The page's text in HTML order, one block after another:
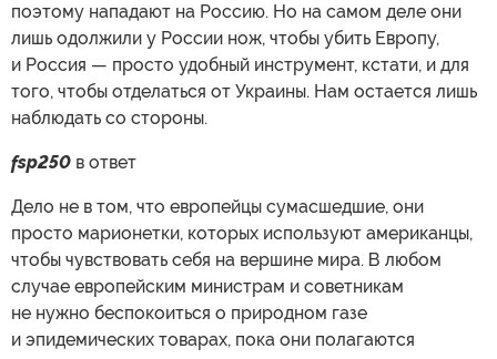
поэтому нападают на Россию. Но на самом деле они
лишь одолжили у России нож, чтобы убить Европу,
и Россия — просто удобный инструмент, кстати, и для
того, чтобы отделаться от Украины. Нам остается лишь
наблюдать со стороны.
fsp250 в ответ
Дело не в том, что европейцы сумасшедшие, они
просто марионетки, которых используют американцы,
чтобы чувствовать себя на вершине мира. В любом
случае европейским министрам и советникам
не нужно беспокоиться о природном газе
и эпидемических товарах, пока они полагаются